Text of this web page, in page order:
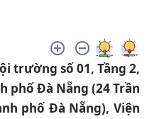
trường số 01, Tầng 2,
phố Đà Nẵng (24 Trần
phố Đà Nẵng), Viện